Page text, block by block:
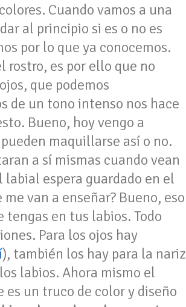
Cuando vamos a una
al principio si es o no es
por lo que ya conocemos.
rostro, es por ello que no
que podemos
de un tono intenso nos hace
Bueno, hoy vengo a
maquillarse así o no.
a sí mismas cuando vean
espera guardado en el
van a enseñar? Bueno, eso
en tus labios. Todo
Para los ojos hay
), también los hay para la nariz
labios. Ahora mismo el
un truco de color y diseño